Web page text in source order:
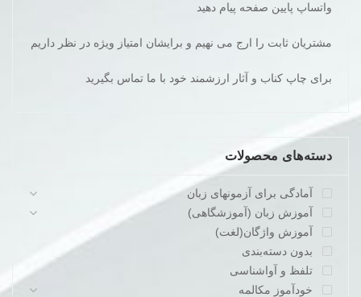
واتساپ پایین صفحه پیام دهید
مشتریان ثابت را ارج می نهیم و برایشان امتیاز ویژه در نظر داریم
برای چاپ کناب و آثار ارزشمند خود با ما تماس بگیرید
دسته‌های محصولات
آمادگی برای آزمونهای زبان
آموزش زبان (آموزشگاهی)
آموزش واژگان(لغت)
بدون دسته‌بندی
تلفظ و آواشناسی
خودآموز مکالمه